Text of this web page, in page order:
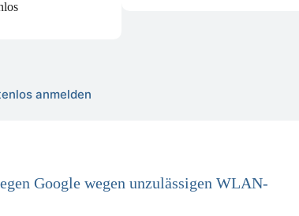
anmelden
Google wegen unzulässigen WLAN-